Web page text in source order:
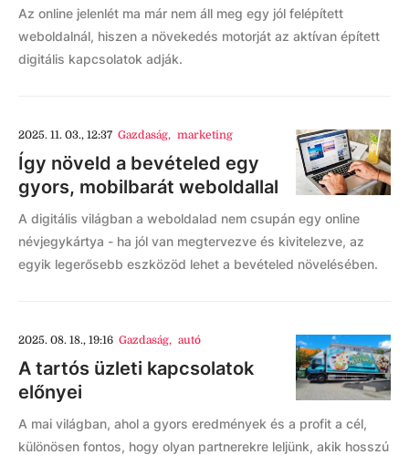
Az online jelenlét ma már nem áll meg egy jól felépített
weboldalnál, hiszen a növekedés motorját az aktívan épített
digitális kapcsolatok adják.
2025. 11. 03., 12:37 Gazdaság, marketing
Így növeld a bevételed egy
gyors, mobilbarát weboldallal
A digitális világban a weboldalad nem csupán egy online
névjegykártya - ha jól van megtervezve és kivitelezve, az
egyik legerősebb eszközöd lehet a bevételed növelésében.
2025. 08. 18., 19:16 Gazdaság, autó
A tartós üzleti kapcsolatok
előnyei
A mai világban, ahol a gyors eredmények és a profit a cél,
különösen fontos, hogy olyan partnerekre leljünk, akik hosszú